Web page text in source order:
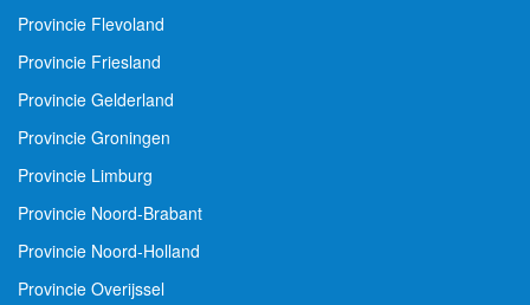
Provincie Flevoland
Provincie Friesland
Provincie Gelderland
Provincie Groningen
Provincie Limburg
Provincie Noord-Brabant
Provincie Noord-Holland
Provincie Overijssel